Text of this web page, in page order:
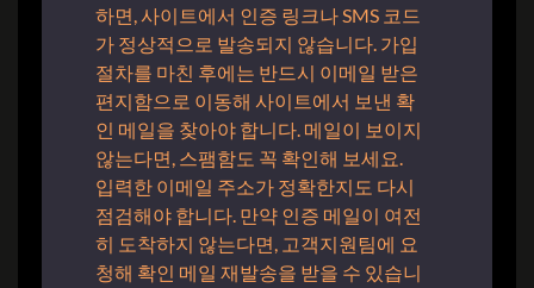
하면, 사이트에서 인증 링크나 SMS 코드
가 정상적으로 발송되지 않습니다. 가입
절차를 마친 후에는 반드시 이메일 받은
편지함으로 이동해 사이트에서 보낸 확
인 메일을 찾아야 합니다. 메일이 보이지
않는다면, 스팸함도 꼭 확인해 보세요.
입력한 이메일 주소가 정확한지도 다시
점검해야 합니다. 만약 인증 메일이 여전
히 도착하지 않는다면, 고객지원팀에 요
청해 확인 메일 재발송을 받을 수 있습니